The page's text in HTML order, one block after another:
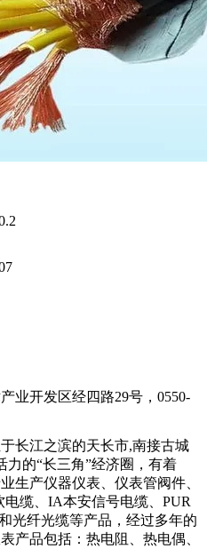
业开发区经四路29号，0550-
长江之滨的天长市,南接古城
力的“长三角”经济圈，有着
生产仪器仪表、仪表管阀件、
缆、IA本安信号电缆、PUR
光纤光缆等产品，经过多年的
产品包括：热电阻、热电偶、